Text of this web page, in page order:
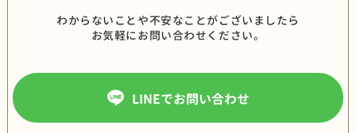
わからないことや不安なことがございましたら
お気軽にお問い合わせください。
LINEでお問い合わせ